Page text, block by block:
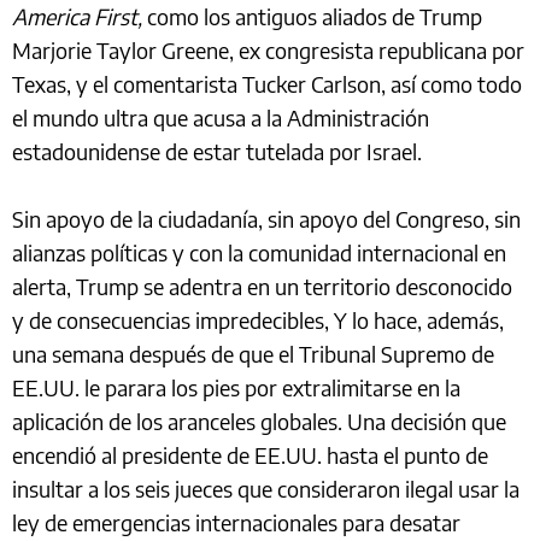
America First,como los antiguos aliados de Trump
Marjorie Taylor Greene, ex congresista republicana por
Texas, y el comentarista Tucker Carlson, así como todo
el mundo ultra que acusa a la Administración
estadounidense de estar tutelada por Israel.
Sin apoyo de la ciudadanía, sin apoyo del Congreso, sin
alianzas políticas y con la comunidad internacional en
alerta, Trump se adentra en un territorio desconocido
y de consecuencias impredecibles, Y lo hace, además,
una semana después de que el Tribunal Supremo de
EE.UU. le parara los pies por extralimitarse en la
aplicación de los aranceles globales. Una decisión que
encendió al presidente de EE.UU. hasta el punto de
insultar a los seis jueces que consideraron ilegal usar la
ley de emergencias internacionales para desatar